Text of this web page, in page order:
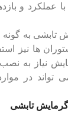
عملکرد و
تابشی به
ها نیز
نیاز به
تواند در
گرمایش تابشی